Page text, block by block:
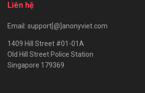
Liên hệ
Email: support[@]anonyviet.com
1409 Hill Street #01-01A
Old Hill Street Police Station
Singapore 179369